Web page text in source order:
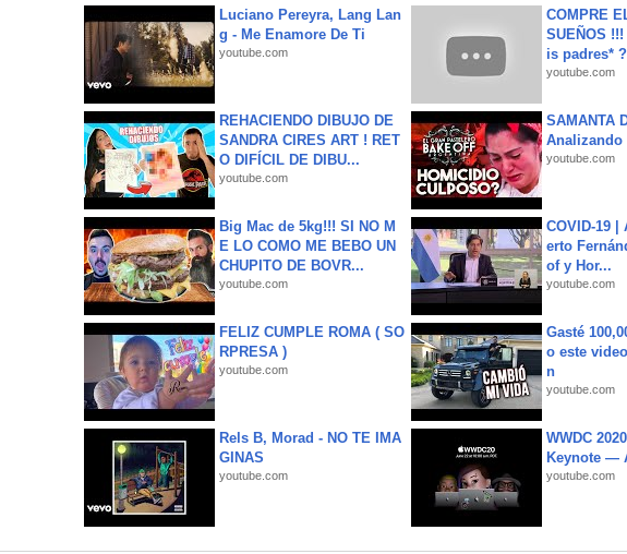
Luciano Pereyra, Lang Lan
g - Me Enamore De Ti
youtube.com
COMPRE
SUEÑOS
is padres*
youtube.com
REHACIENDO DIBUJO DE
SANDRA CIRES ART ! RET
O DIFÍCIL DE DIBU...
youtube.com
SAMANTA
Analizando
youtube.com
Big Mac de 5kg!!! SI NO M
E LO COMO ME BEBO UN
CHUPITO DE BOVR...
youtube.com
COVID-19
erto
of y Hor...
youtube.com
FELIZ CUMPLE ROMA ( SO
RPRESA )
youtube.com
Gasté
o este
n
youtube.com
Rels B, Morad - NO TE IMA
GINAS
youtube.com
WWDC
Keynote —
youtube.com